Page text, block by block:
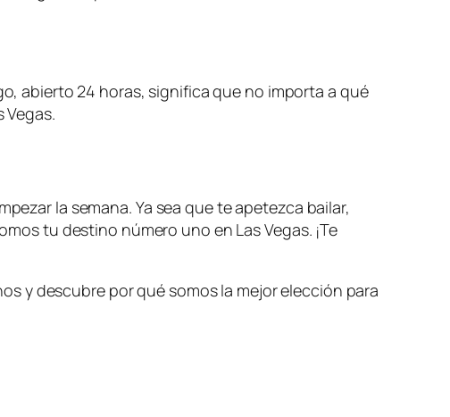
abierto 24 horas, significa que no importa a qué
la semana. Ya sea que te apetezca bailar,
tu destino número uno en Las Vegas. ¡Te
y descubre por qué somos la mejor elección para